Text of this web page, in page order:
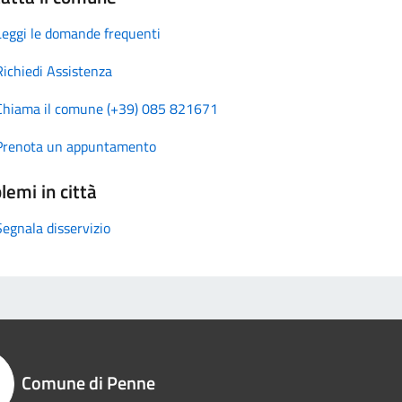
le domande frequenti
Assistenza
il comune (+39) 085 821671
un appuntamento
in città
disservizio
Comune di Penne